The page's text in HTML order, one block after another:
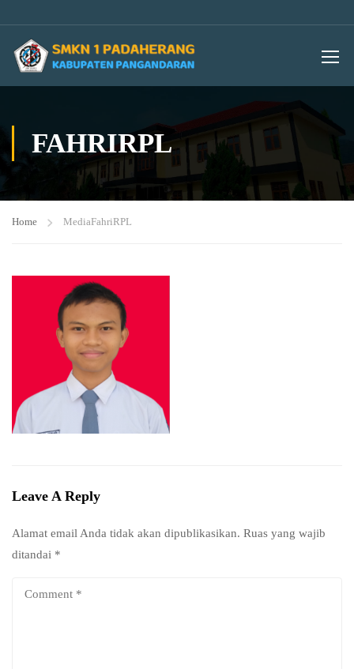
FAHRIRPL
Home MediaFahriRPL
Leave A Reply
Alamat email Anda tidak akan dipublikasikan. Ruas yang wajib
ditandai *